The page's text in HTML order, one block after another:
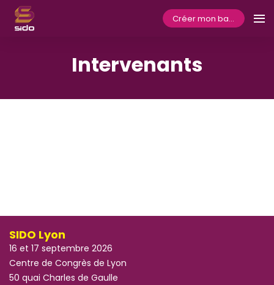
Créer mon badge
Intervenants
SIDO Lyon
16 et 17 septembre 2026
Centre de Congrès de Lyon
50 quai Charles de Gaulle